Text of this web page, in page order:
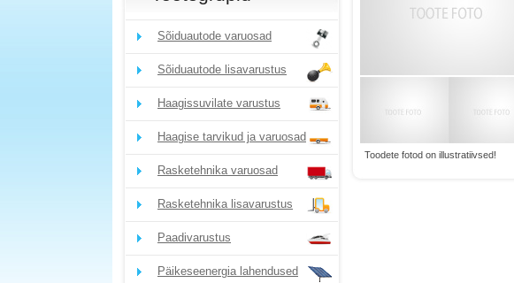
Sõiduautode varuosad
Sõiduautode lisavarustus
Haagissuvilate varustus
Haagise tarvikud ja varuosad
Rasketehnika varuosad
Rasketehnika lisavarustus
Paadivarustus
Päikeseenergia lahendused
Toodete fotod on illustratiivsed!